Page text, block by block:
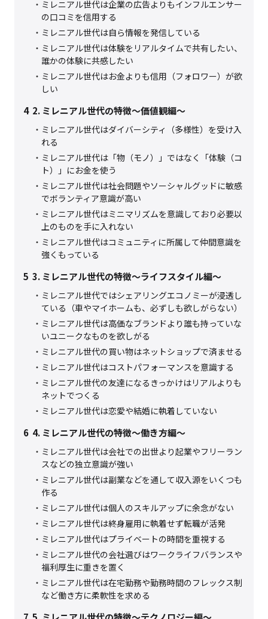
ミレニアル世代は企業の広告よりもインフルエンサー
の口コミを信用する
ミレニアル世代は自ら情報を発信している
ミレニアル世代は体験をリアルタイムで共有したい、
誰かの体験に共感したい
ミレニアル世代はお金よりも信用（フォロワー）が欲
しい
4 2. ミレニアル世代の特徴～価値観編～
ミレニアル世代はダイバーシティ（多様性）を受け入
れる
ミレニアル世代は「物（モノ）」ではなく「体験（コ
ト）」にお金を使う
ミレニアル世代は社会問題やソーシャルグッドに敏感
でボランティア意識が高い
ミレニアル世代はミニマリズムを意識しており必要以
上のものを手に入れない
ミレニアル世代はコミュニティに所属して仲間意識を
強くもっている
5 3. ミレニアル世代の特徴～ライフスタイル編～
ミレニアル世代ではシェアリングエコノミーが浸透し
ている（車やマイホームも、必ずしも欲しがらない）
ミレニアル世代は高価なブランドより誰も持っていな
いユニークなものを欲しがる
ミレニアル世代の買い物はネットショップで済ませる
ミレニアル世代はコストパフォーマンスを意識する
ミレニアル世代の友達になるきっかけはリアルよりも
ネットでつくる
ミレニアル世代は恋愛や結婚に執着していない
6 4. ミレニアル世代の特徴～働き方編～
ミレニアル世代は会社での出世より起業やフリーラン
スなどの独立意識が強い
ミレニアル世代は副業などを通して収入源をいくつも
作る
ミレニアル世代は個人のスキルアップに余念がない
ミレニアル世代は終身雇用に執着せず転職が活発
ミレニアル世代はプライベートの時間を重視する
ミレニアル世代の会社選びはワークライフバランスや
福利厚生に重きを置く
ミレニアル世代は在宅勤務や勤務時間のフレックス制
など働き方に柔軟性を求める